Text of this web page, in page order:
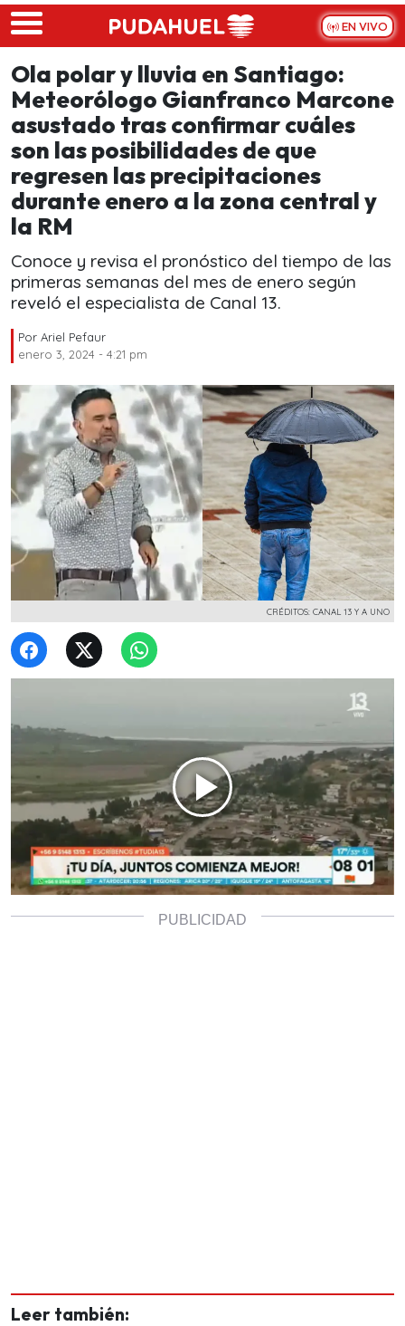
Skip to main content
EN VIVO
Ola polar y lluvia en Santiago:
Meteorólogo Gianfranco Marcone
asustado tras confirmar cuáles
son las posibilidades de que
regresen las precipitaciones
durante enero a la zona central y
la RM
Conoce y revisa el pronóstico del tiempo de las
primeras semanas del mes de enero según
reveló el especialista de Canal 13.
Por Ariel Pefaur
enero 3, 2024 - 4:21 pm
CRÉDITOS: CANAL 13 Y A UNO
Leer también: